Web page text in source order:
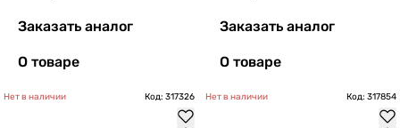
Заказать аналог
О товаре
Заказать аналог
О товаре
Нет в наличии Код: 317326 Нет в наличии Код: 317854